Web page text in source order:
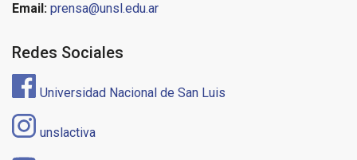
Email: prensa@unsl.edu.ar
Redes Sociales
Universidad Nacional de San Luis
unslactiva